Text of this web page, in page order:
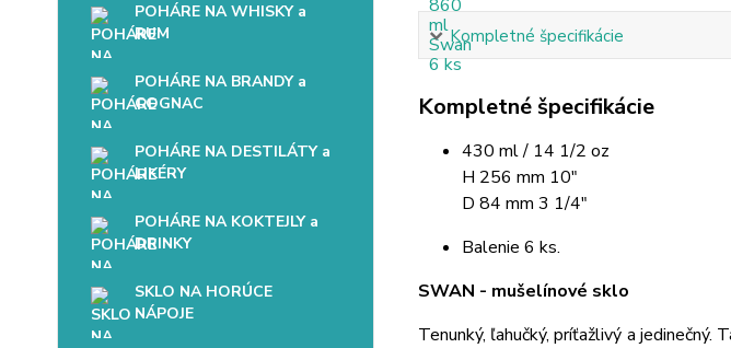
POHÁRE NA WHISKY a
RUM
POHÁRE NA BRANDY a
COGNAC
POHÁRE NA DESTILÁTY a
LIKÉRY
POHÁRE NA KOKTEJLY a
DRINKY
SKLO NA HORÚCE
NÁPOJE
Kompletné špecifikácie
Kompletné špecifikácie
430 ml / 14 1/2 oz
H 256 mm 10"
D 84 mm 3 1/4"
Balenie 6 ks.
SWAN - mušelínové sklo
Tenunký, ľahučký, príťažlivý a